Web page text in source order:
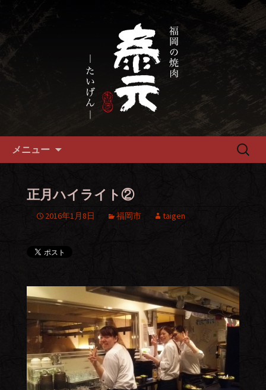
福岡市、畜産農家直送の厳選黒
毛和牛を愉しめる焼肉店
畜産農家直送の厳選肉が自慢の福岡市
の焼肉『泰元』
メニュー
検
正月ハイライト②
2016年1月8日 福岡市 taigen